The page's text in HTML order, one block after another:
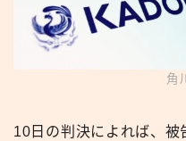
角
10日の判決によれば、被